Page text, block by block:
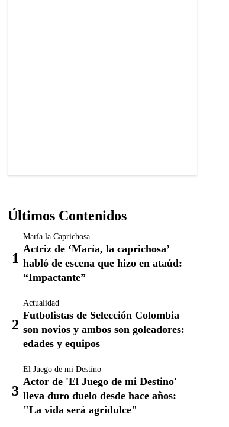
Últimos Contenidos
María la Caprichosa
Actriz de ‘María, la caprichosa’
habló de escena que hizo en ataúd:
“Impactante”
Actualidad
Futbolistas de Selección Colombia
son novios y ambos son goleadores:
edades y equipos
El Juego de mi Destino
Actor de 'El Juego de mi Destino'
lleva duro duelo desde hace años:
"La vida será agridulce"